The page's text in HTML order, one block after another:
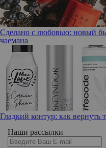
Сделано с любовью: новый
чаемана
Гладкий контур: как вернуть
Наши рассылки